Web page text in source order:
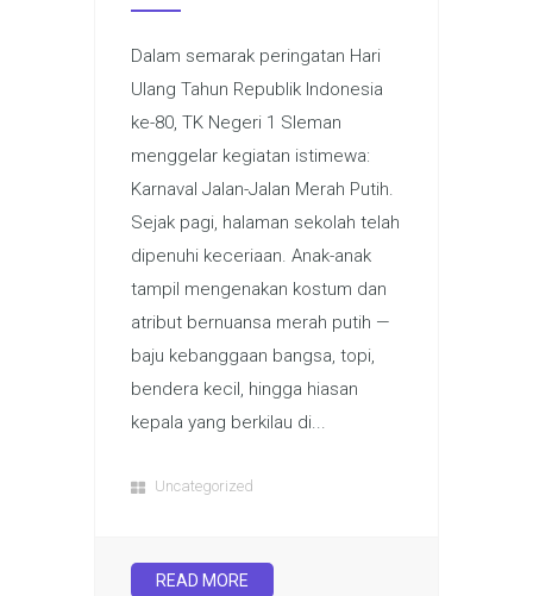
Dalam semarak peringatan Hari
Ulang Tahun Republik Indonesia
ke-80, TK Negeri 1 Sleman
menggelar kegiatan istimewa:
Karnaval Jalan-Jalan Merah Putih.
Sejak pagi, halaman sekolah telah
dipenuhi keceriaan. Anak-anak
tampil mengenakan kostum dan
atribut bernuansa merah putih —
baju kebanggaan bangsa, topi,
bendera kecil, hingga hiasan
kepala yang berkilau di...
Uncategorized
READ MORE